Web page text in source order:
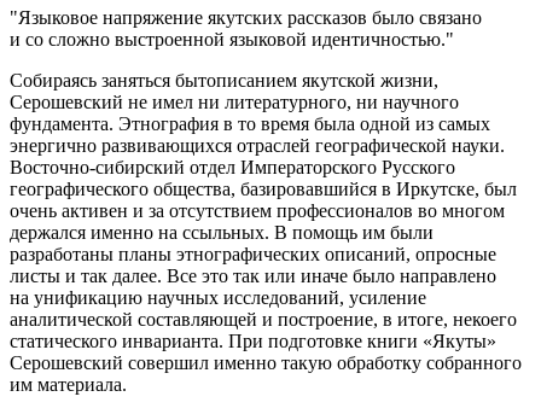
Языковое напряжение якутских рассказов было связано
и со сложно выстроенной языковой идентичностью.
Собираясь заняться бытописанием якутской жизни,
Серошевский не имел ни литературного, ни научного
фундамента. Этнография в то время была одной из самых
энергично развивающихся отраслей географической науки.
Восточно‐сибирский отдел Императорского Русского
географического общества, базировавшийся в Иркутске, был
очень активен и за отсутствием профессионалов во многом
держался именно на ссыльных. В помощь им были
разработаны планы этнографических описаний, опросные
листы и так далее. Все это так или иначе было направлено
на унификацию научных исследований, усиление
аналитической составляющей и построение, в итоге, некоего
статического инварианта. При подготовке книги «Якуты»
Серошевский совершил именно такую обработку собранного
им материала.